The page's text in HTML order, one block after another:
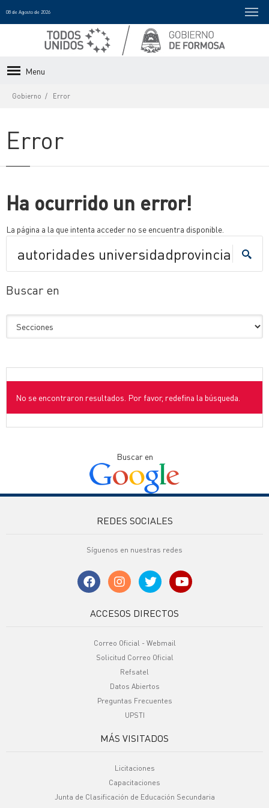
08 de Agosto de 2026
Menu
Gobierno Error
Error
Ha ocurrido un error!
La página a la que intenta acceder no se encuentra disponible.
Buscar en
No se encontraron resultados. Por favor, redefina la búsqueda.
Buscar en
REDES SOCIALES
Síguenos en nuestras redes
ACCESOS DIRECTOS
Correo Oficial - Webmail
Solicitud Correo Oficial
Refsatel
Datos Abiertos
Preguntas Frecuentes
UPSTI
MÁS VISITADOS
Licitaciones
Capacitaciones
Junta de Clasificación de Educación Secundaria